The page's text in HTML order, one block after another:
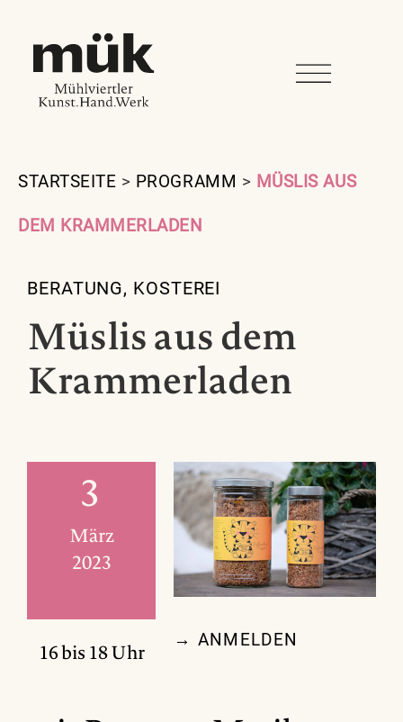
STARTSEITE > PROGRAMM > MÜSLIS AUS
DEM KRAMMERLADEN
BERATUNG, KOSTEREI
Müslis aus dem
Krammerladen
3
März
2023
16 bis 18 Uhr
→ ANMELDEN